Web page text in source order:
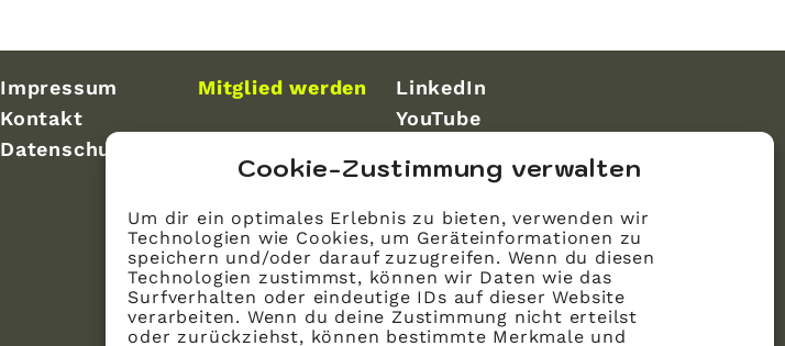
Cookie-Zustimmung verwalten
Um dir ein optimales Erlebnis zu bieten, verwenden wir
Technologien wie Cookies, um Geräteinformationen zu
speichern und/oder darauf zuzugreifen. Wenn du diesen
Technologien zustimmst, können wir Daten wie das
Surfverhalten oder eindeutige IDs auf dieser Website
verarbeiten. Wenn du deine Zustimmung nicht erteilst
oder zurückziehst, können bestimmte Merkmale und
Impressum
Kontakt
Datenschutz
Mitglied werden
LinkedIn
YouTube